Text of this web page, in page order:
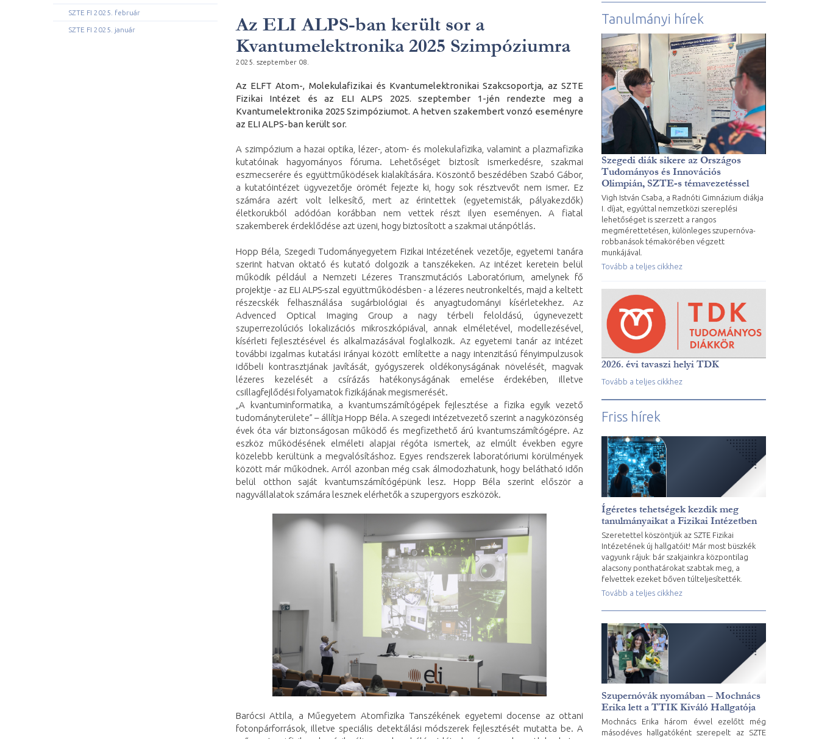
SZTE FI 2025. február
SZTE FI 2025. január
Az ELI ALPS-ban került sor a
Kvantumelektronika 2025 Szimpóziumra
2025. szeptember 08.
Az ELFT Atom-, Molekulafizikai és Kvantumelektronikai Szakcsoportja, az SZTE
Fizikai Intézet és az ELI ALPS 2025. szeptember 1-jén rendezte meg a
Kvantumelektronika 2025 Szimpóziumot. A hetven szakembert vonzó eseményre
az ELI ALPS-ban került sor.
A szimpózium a hazai optika, lézer-, atom- és molekulafizika, valamint a plazmafizika
kutatóinak hagyományos fóruma. Lehetőséget biztosít ismerkedésre, szakmai
eszmecserére és együttműködések kialakítására. Köszöntő beszédében Szabó Gábor,
a kutatóintézet ügyvezetője örömét fejezte ki, hogy sok résztvevőt nem ismer. Ez
számára azért volt lelkesítő, mert az érintettek (egyetemisták, pályakezdők)
életkorukból adódóan korábban nem vettek részt ilyen eseményen. A fiatal
szakemberek érdeklődése azt üzeni, hogy biztosított a szakmai utánpótlás.
Hopp Béla, Szegedi Tudományegyetem Fizikai Intézetének vezetője, egyetemi tanára
szerint hatvan oktató és kutató dolgozik a tanszékeken. Az intézet keretein belül
működik például a Nemzeti Lézeres Transzmutációs Laboratórium, amelynek fő
projektje - az ELI ALPS-szal együttműködésben - a lézeres neutronkeltés, majd a keltett
részecskék felhasználása sugárbiológiai és anyagtudományi kísérletekhez. Az
Advenced Optical Imaging Group a nagy térbeli feloldású, úgynevezett
szuperrezolúciós lokalizációs mikroszkópiával, annak elméletével, modellezésével,
kísérleti fejlesztésével és alkalmazásával foglalkozik. Az egyetemi tanár az intézet
további izgalmas kutatási irányai között említette a nagy intenzitású fényimpulzusok
időbeli kontrasztjának javítását, gyógyszerek oldékonyságának növelését, magvak
lézeres kezelését a csírázás hatékonyságának emelése érdekében, illetve
csillagfejlődési folyamatok fizikájának megismerését.
„A kvantuminformatika, a kvantumszámítógépek fejlesztése a fizika egyik vezető
tudományterülete” – állítja Hopp Béla. A szegedi intézetvezető szerint a nagyközönség
évek óta vár biztonságosan működő és megfizethető árú kvantumszámítógépre. Az
eszköz működésének elméleti alapjai régóta ismertek, az elmúlt években egyre
közelebb kerültünk a megvalósításhoz. Egyes rendszerek laboratóriumi körülmények
között már működnek. Arról azonban még csak álmodozhatunk, hogy belátható időn
belül otthon saját kvantumszámítógépünk lesz. Hopp Béla szerint először a
nagyvállalatok számára lesznek elérhetők a szupergyors eszközök.
Barócsi Attila, a Műegyetem Atomfizika Tanszékének egyetemi docense az ottani
fotonpárforrások, illetve speciális detektálási módszerek fejlesztését mutatta be. A
Tanulmányi hírek
Szegedi diák sikere az Országos
Tudományos és Innovációs
Olimpián, SZTE-s témavezetéssel
Vigh István Csaba, a Radnóti Gimnázium diákja
I. díjat, egyúttal nemzetközi szereplési
lehetőséget is szerzett a rangos
megmérettetésen, különleges szupernóva-
robbanások témakörében végzett
munkájával.
Tovább a teljes cikkhez
2026. évi tavaszi helyi TDK
Tovább a teljes cikkhez
Friss hírek
Ígéretes tehetségek kezdik meg
tanulmányaikat a Fizikai Intézetben
Szeretettel köszöntjük az SZTE Fizikai
Intézetének új hallgatóit! Már most büszkék
vagyunk rájuk: bár szakjainkra központilag
alacsony ponthatárokat szabtak meg, a
felvettek ezeket bőven túlteljesítették.
Tovább a teljes cikkhez
Szupernóvák nyomában – Mochnács
Erika lett a TTIK Kiváló Hallgatója
Mochnács Erika három évvel ezelőtt még
másodéves hallgatóként szerepelt az SZTE